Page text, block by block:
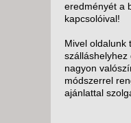
eredményét a
kapcsolóival!
Mivel oldalunk
nagyon
módszerrel
ajánlattal